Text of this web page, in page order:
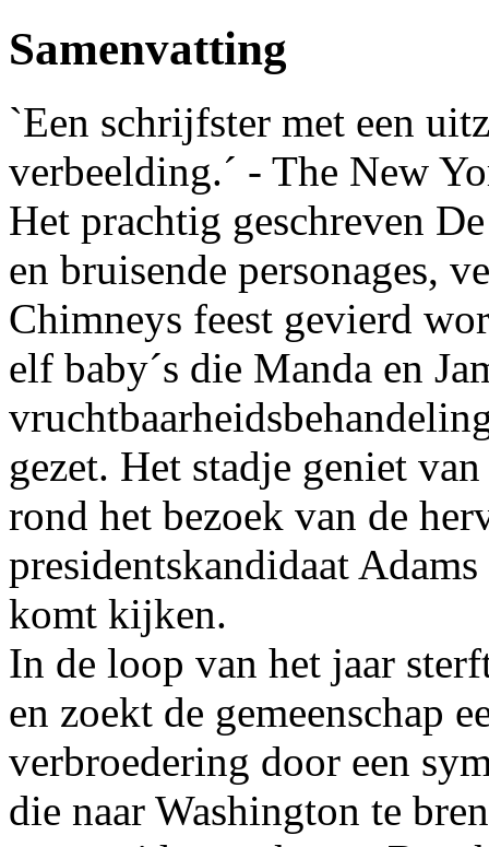
Samenvatting
`Een schrijfster met een
verbeelding.´ - The New
Het prachtig geschreven
en bruisende personages,
Chimneys feest gevierd
elf baby´s die Manda en
gezet. Het stadje geniet
rond het bezoek van de
presidentskandidaat
komt kijken.
In de loop van het jaar
en zoekt de gemeenschap
verbroedering door een
die naar Washington te